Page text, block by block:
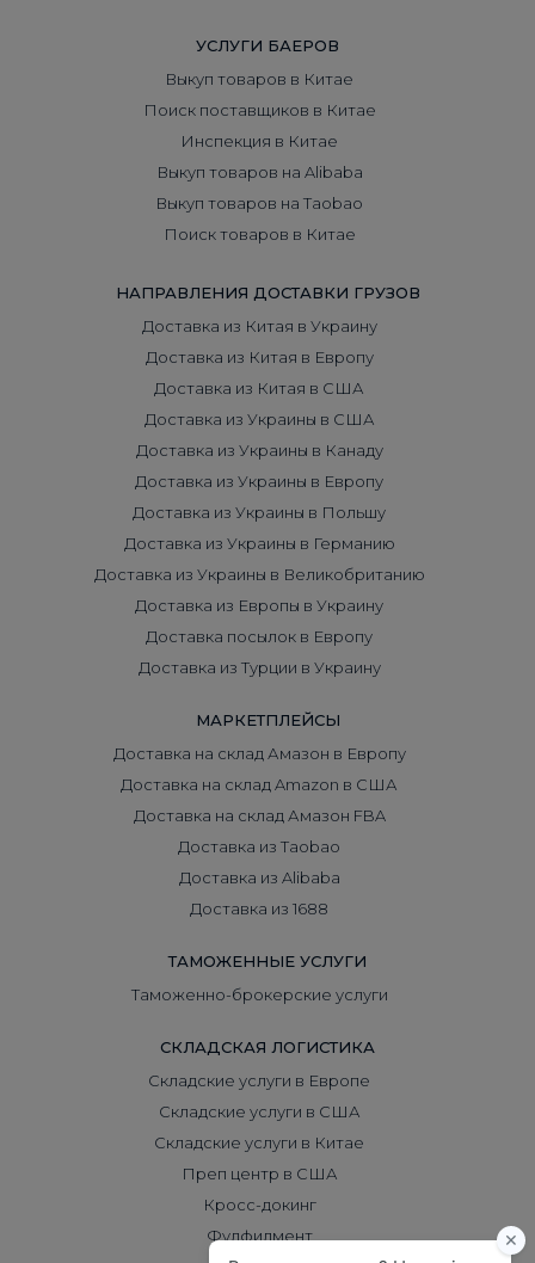
УСЛУГИ БАЕРОВ
Выкуп товаров в Китае
Поиск поставщиков в Китае
Инспекция в Китае
Выкуп товаров на Alibaba
Выкуп товаров на Taobao
Поиск товаров в Китае
НАПРАВЛЕНИЯ ДОСТАВКИ ГРУЗОВ
Доставка из Китая в Украину
Доставка из Китая в Европу
Доставка из Китая в США
Доставка из Украины в США
Доставка из Украины в Канаду
Доставка из Украины в Европу
Доставка из Украины в Польшу
Доставка из Украины в Германию
Доставка из Украины в Великобританию
Доставка из Европы в Украину
Доставка посылок в Европу
Доставка из Турции в Украину
МАРКЕТПЛЕЙСЫ
Доставка на склад Амазон в Европу
Доставка на склад Amazon в США
Доставка на склад Амазон FBA
Доставка из Taobao
Доставка из Alibaba
Доставка из 1688
ТАМОЖЕННЫЕ УСЛУГИ
Таможенно-брокерские услуги
СКЛАДСКАЯ ЛОГИСТИКА
Складские услуги в Европе
Складские услуги в США
Складские услуги в Китае
Преп центр в США
Кросс-докинг
Фулфилмент